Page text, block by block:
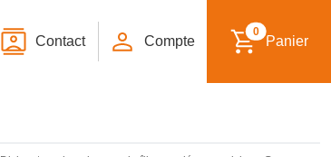
Contact Compte
0
Panier